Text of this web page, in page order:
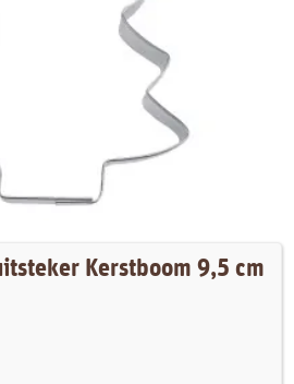
Kerstboom 9,5 cm